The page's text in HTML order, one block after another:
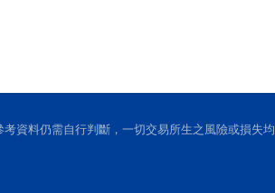
資料仍需自行判斷，一切交易所生之風險或損失均